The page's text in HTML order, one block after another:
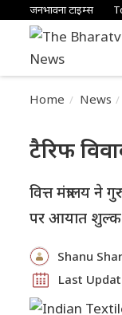
जनभावना टाइम्स
Home News
टैरिफ
वित्त मंत्रालय
पर आयात शुल्क
Shanu
Last